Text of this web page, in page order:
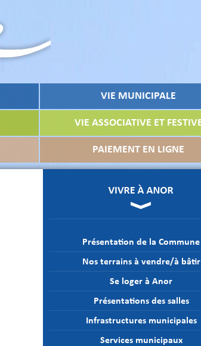
VIE MUNICIPALE
VIE ASSOCIATIVE ET
PAIEMENT EN LIGNE
Présentation de la Commune
Nos terrains à vendre/à bâtir
Se loger à Anor
Présentations des salles
Infrastructures municipales
Services municipaux